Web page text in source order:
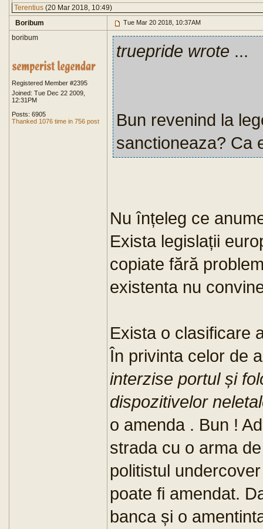
Terentius (20 Mar 2018, 10:49)
Boribum
Tue Mar 20 2018, 10:37AM
boribum
Registered Member #2395
Joined: Tue Dec 22 2009,
12:31PM
Posts: 6905
Thanked 1076 time in 756 post
truepride wrote ...
Bun revenind la
sanctioneaza? Ca
Nu înțeleg ce
Exista legislații
copiate fără
existenta nu
Exista o clasificare
În privinta celor de
interzise portul și
dispozitivelor
o amenda . Bun !
strada cu o arma
politistul
poate fi amendat.
banca și o